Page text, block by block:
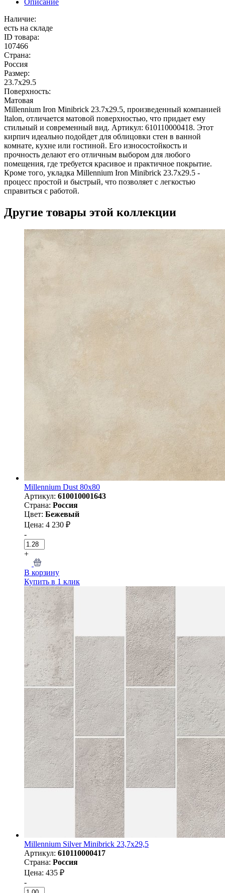
Наличие:
есть на складе
ID товара:
107466
Страна:
Россия
Размер:
23.7x29.5
Поверхность:
Матовая
Millennium Iron Minibrick 23.7x29.5, произведенный компанией
Italon, отличается матовой поверхностью, что придает ему
стильный и современный вид. Артикул: 610110000418. Этот
кирпич идеально подойдет для облицовки стен в ванной
комнате, кухне или гостиной. Его износостойкость и
прочность делают его отличным выбором для любого
помещения, где требуется красивое и практичное покрытие.
Кроме того, укладка Millennium Iron Minibrick 23.7x29.5 -
процесс простой и быстрый, что позволяет с легкостью
справиться с работой.
Другие товары этой коллекции
Millennium Dust 80х80
Артикул: 610010001643
Страна: Россия
Цвет: Бежевый
Цена: 4 230 ₽
-
+
В корзину
Купить в 1 клик
Millennium Silver Minibrick 23,7х29,5
Артикул: 610110000417
Страна: Россия
Цена: 435 ₽
-